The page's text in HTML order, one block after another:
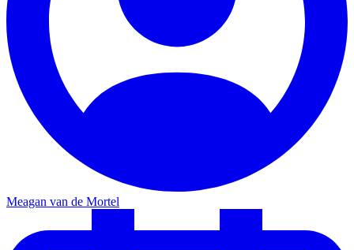
Meagan van de Mortel